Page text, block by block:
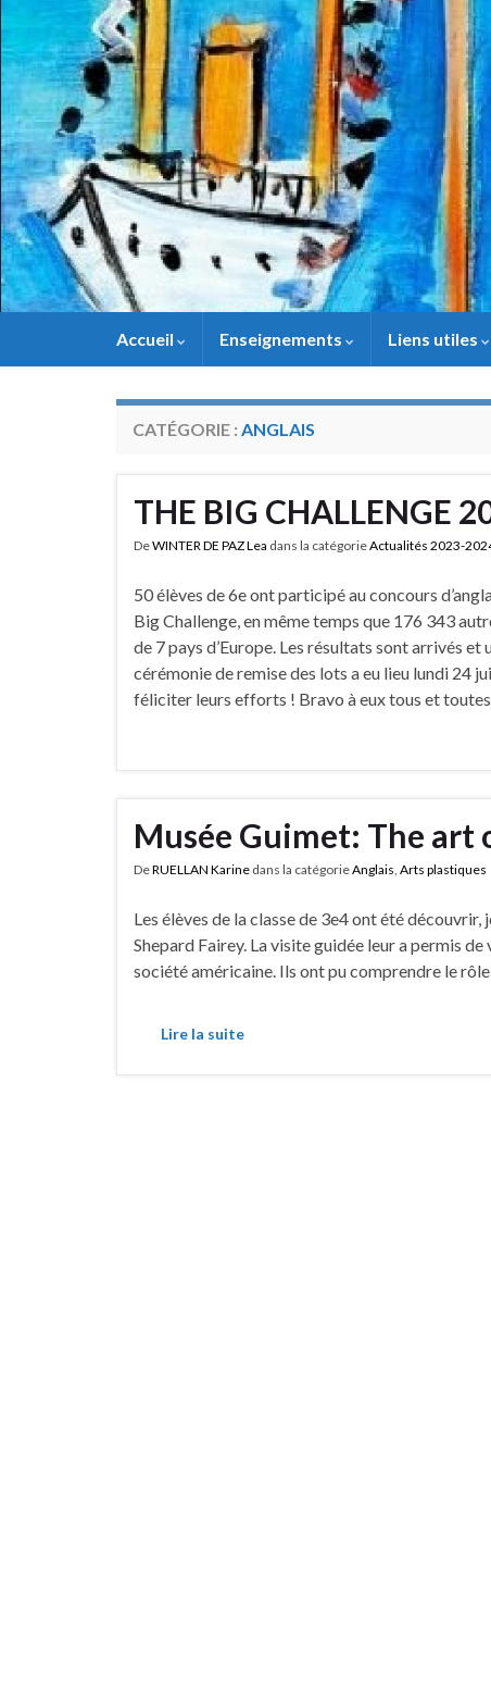
Accueil Enseignements Liens utiles
CATÉGORIE : ANGLAIS
THE BIG CHALLENGE
DeWINTER DE PAZ Lea dans la catégorieActualités 2023-
50 élèves de 6e ont participé au concours
Big Challenge, en même temps que 176 343
de 7 pays d’Europe. Les résultats sont arrivés et
cérémonie de remise des lots a eu lieu lundi 24
féliciter leurs efforts ! Bravo à eux tous et
Musée Guimet: The art
DeRUELLAN Karine dans la catégorieAnglais Arts plastiques
Les élèves de la classe de 3e4 ont été
Shepard Fairey. La visite guidée leur a permis
société américaine. Ils ont pu comprendre le rôle
Lire la suite
Panneau de gestion des cookies